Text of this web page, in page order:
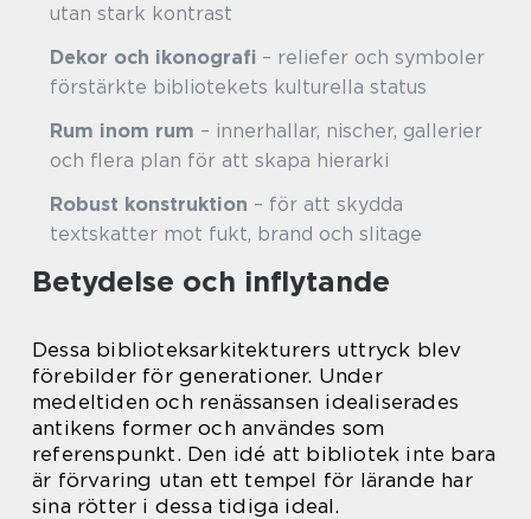
utan stark kontrast
Dekor och ikonografi – reliefer och symboler
förstärkte bibliotekets kulturella status
Rum inom rum – innerhallar, nischer, gallerier
och flera plan för att skapa hierarki
Robust konstruktion – för att skydda
textskatter mot fukt, brand och slitage
Betydelse och inflytande
Dessa biblioteksarkitekturers uttryck blev
förebilder för generationer. Under
medeltiden och renässansen idealiserades
antikens former och användes som
referenspunkt. Den idé att bibliotek inte bara
är förvaring utan ett tempel för lärande har
sina rötter i dessa tidiga ideal.